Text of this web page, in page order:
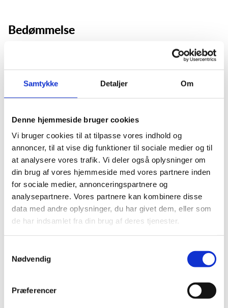
Samtykke Detaljer Om
Denne hjemmeside bruger cookies
Vi bruger cookies til at tilpasse vores indhold og
annoncer, til at vise dig funktioner til sociale medier og til
at analysere vores trafik. Vi deler også oplysninger om
din brug af vores hjemmeside med vores partnere inden
for sociale medier, annonceringspartnere og
analysepartnere. Vores partnere kan kombinere disse
data med andre oplysninger, du har givet dem, eller som
de har indsamlet fra din brug af deres tjenester.
Nødvendig
Præferencer
Bedømmelse
Grundforløbsprøven bedømmes bestået/ikke bestået.
Regler og gode råd
Den erhvervsrettede
eksamensbekendtgørelse
(retsinformation.dk)
Råd og vink om
eksamensbekendtgørelsen (pdf)
Karakterbekendtgørelsen
(retsinformation.dk)
Vejledning om EUD-beviser (pdf)
Vejledning til faglig udvalg om AI i den
afsluttende prøve i
uddannelsesspecifikke fag i